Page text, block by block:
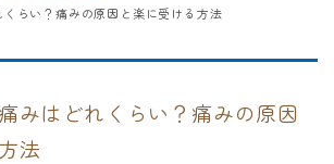
らい？痛みの原因と楽に受ける方法
みはどれくらい？痛みの原因
法